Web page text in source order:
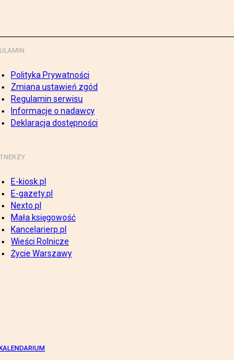
Polityka Prywatności
Zmiana ustawień zgód
Regulamin serwisu
Informacje o nadawcy
Deklaracja dostępności
E-kiosk.pl
E-gazety.pl
Nexto.pl
Mała księgowość
Kancelarierp.pl
Wieści Rolnicze
Życie Warszawy
KALENDARIUM